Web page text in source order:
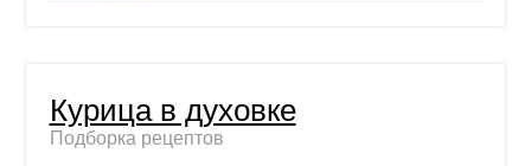
Курица в духовке
Подборка рецептов